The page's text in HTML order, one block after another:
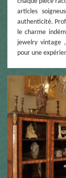
articles
authenticité.
le charme
jewelry vintage
pour une